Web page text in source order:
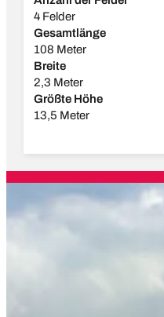
4 Felder
Gesamtlänge
108 Meter
Breite
2,3 Meter
Größte Höhe
13,5 Meter